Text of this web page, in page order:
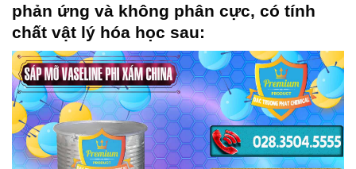
phản ứng và không phân cực, có tính
chất vật lý hóa học sau: